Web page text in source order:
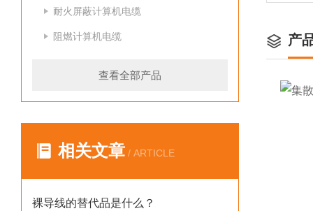
耐火屏蔽计算机电缆
阻燃计算机电缆
查看全部产品
相关文章 / ARTICLE
裸导线的替代品是什么？
产